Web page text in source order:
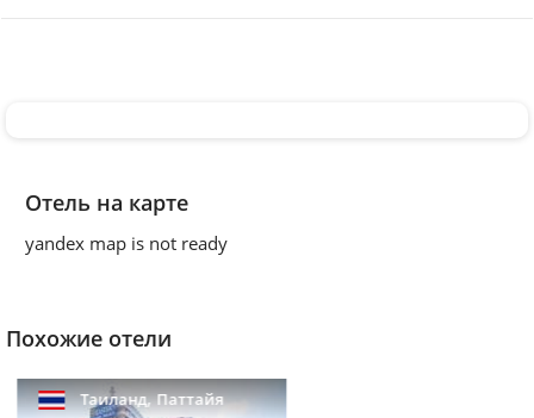
Отель на карте
yandex map is not ready
Похожие отели
Таиланд,Паттайя